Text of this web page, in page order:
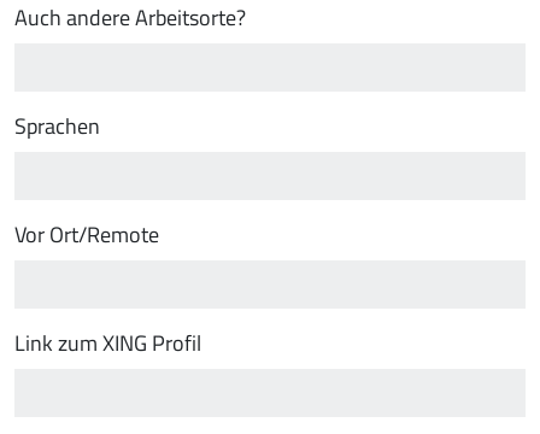
Auch andere Arbeitsorte?
Sprachen
Vor Ort/Remote
Link zum XING Profil